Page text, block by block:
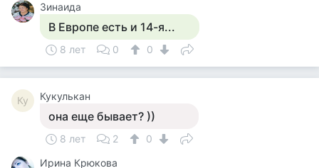
Зинаида
В Европе есть и 14-я...
8 лет 0 0
Ку Кукулькан
она еще бывает? ))
8 лет 2
0
Ирина Крюкова